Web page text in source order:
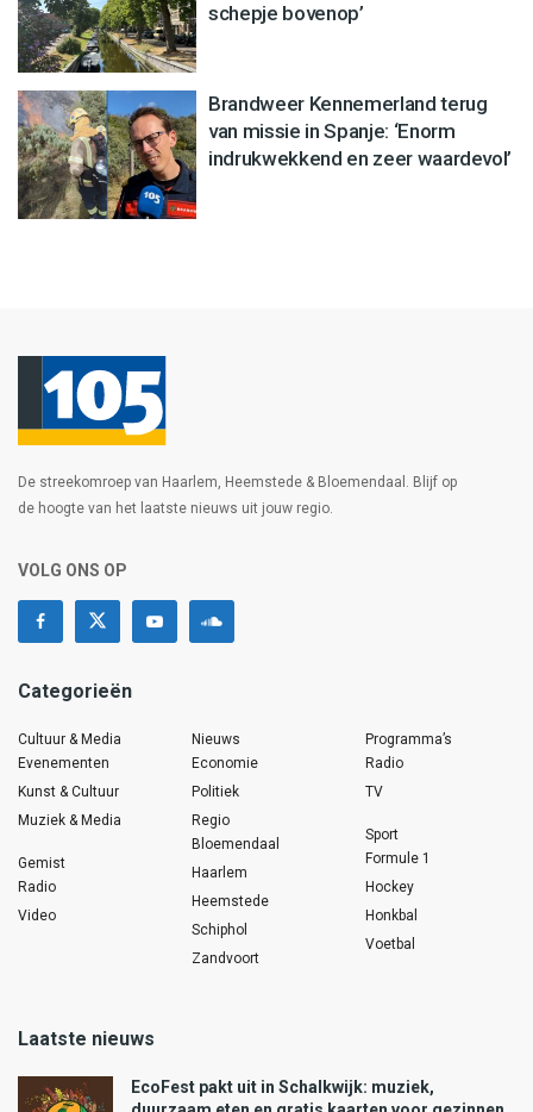
schepje bovenop’
Brandweer Kennemerland terug
van missie in Spanje: ‘Enorm
indrukwekkend en zeer waardevol’
De streekomroep van Haarlem, Heemstede & Bloemendaal. Blijf op
de hoogte van het laatste nieuws uit jouw regio.
VOLG ONS OP
Categorieën
Cultuur & Media
Evenementen
Kunst & Cultuur
Muziek & Media
Gemist
Radio
Video
Nieuws
Economie
Politiek
Regio
Bloemendaal
Haarlem
Heemstede
Schiphol
Zandvoort
Programma’s
Radio
TV
Sport
Formule 1
Hockey
Honkbal
Voetbal
Laatste nieuws
EcoFest pakt uit in Schalkwijk: muziek,